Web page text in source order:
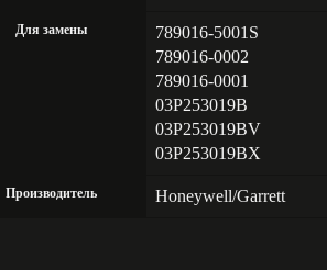
Для замены
789016-5001S
789016-0002
789016-0001
03P253019B
03P253019BV
03P253019BX
Производитель Honeywell/Garrett